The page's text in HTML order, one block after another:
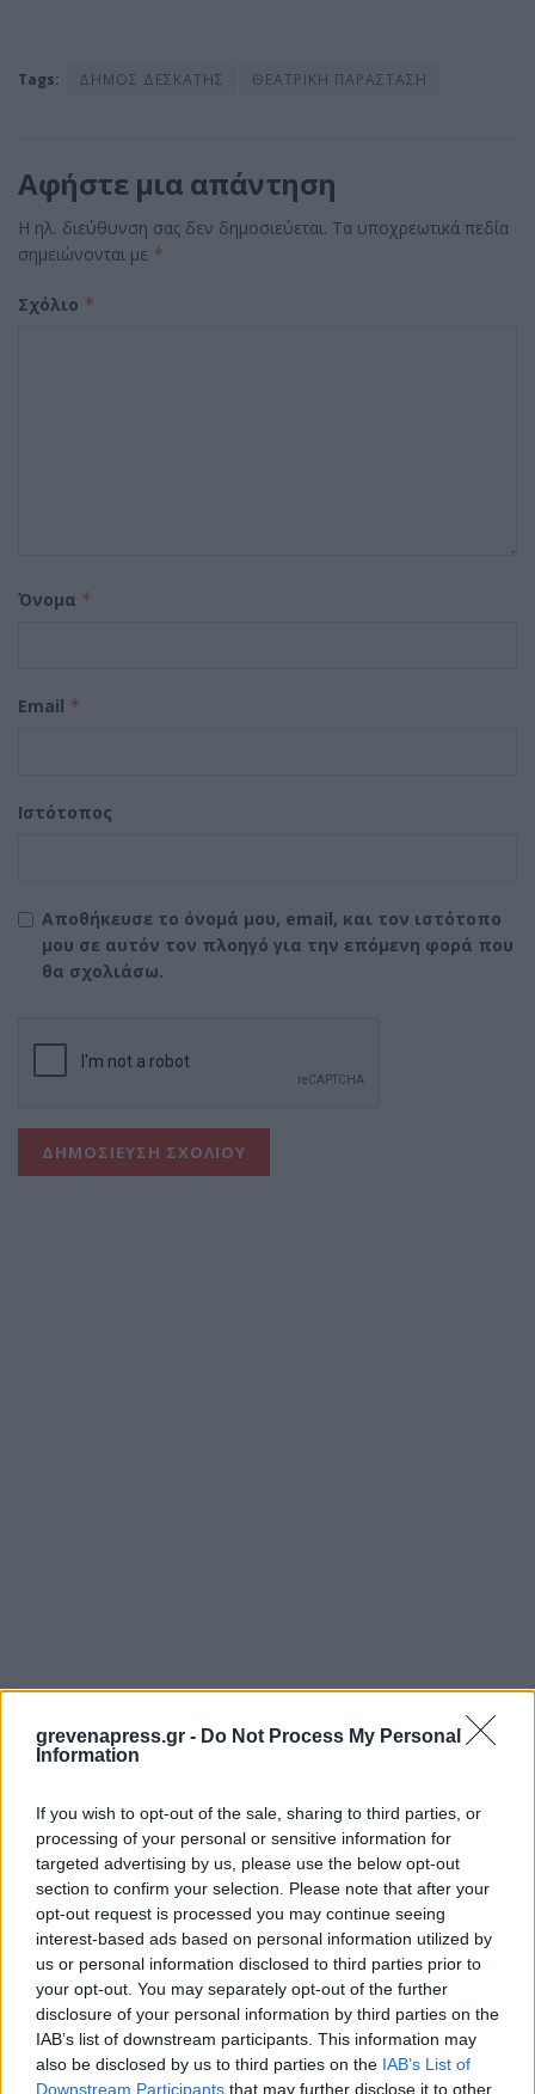
grevenapress.gr - Do Not Process My Personal
Information
If you wish to opt-out of the sale, sharing to third parties, or
processing of your personal or sensitive information for
targeted advertising by us, please use the below opt-out
section to confirm your selection. Please note that after your
opt-out request is processed you may continue seeing
interest-based ads based on personal information utilized by
us or personal information disclosed to third parties prior to
your opt-out. You may separately opt-out of the further
disclosure of your personal information by third parties on the
IAB’s list of downstream participants. This information may
also be disclosed by us to third parties on the IAB’s List of
Downstream Participants that may further disclose it to other
Tags: ΔΗΜΟΣ ΔΕΣΚΑΤΗΣ ΘΕΑΤΡΙΚΗ ΠΑΡΑΣΤΑΣΗ
Αφήστε μια απάντηση
Η ηλ. διεύθυνση σας δεν δημοσιεύεται. Τα υποχρεωτικά πεδία
σημειώνονται με *
Σχόλιο *
Όνομα *
Email *
Ιστότοπος
Αποθήκευσε το όνομά μου, email, και τον ιστότοπο
μου σε αυτόν τον πλοηγό για την επόμενη φορά που
θα σχολιάσω.